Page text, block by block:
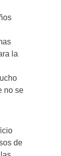
la
no se
de